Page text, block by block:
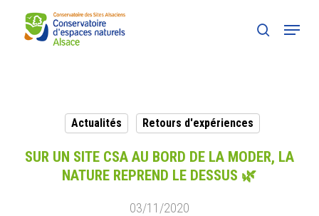
search
Menu
Actualités Retours d'expériences
SUR UN SITE CSA AU BORD DE LA MODER, LA
NATURE REPREND LE DESSUS 🌿
03/11/2020